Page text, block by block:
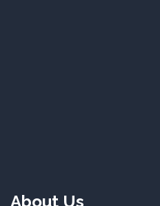
About Us